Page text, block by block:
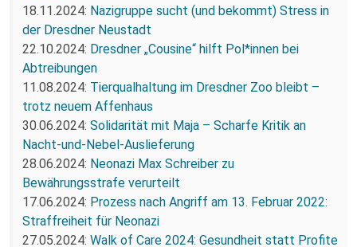
18.11.2024: Nazigruppe sucht (und bekommt) Stress in
der Dresdner Neustadt
22.10.2024: Dresdner „Cousine“ hilft Pol*innen bei
Abtreibungen
11.08.2024: Tierqualhaltung im Dresdner Zoo bleibt –
trotz neuem Affenhaus
30.06.2024: Solidarität mit Maja – Scharfe Kritik an
Nacht-und-Nebel-Auslieferung
28.06.2024: Neonazi Max Schreiber zu
Bewährungsstrafe verurteilt
17.06.2024: Prozess nach Angriff am 13. Februar 2022:
Straffreiheit für Neonazi
27.05.2024: Walk of Care 2024: Gesundheit statt Profite